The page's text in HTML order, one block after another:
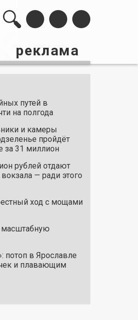
реклама
путей в
на полгода
и камеры
пройдёт
за 31 миллион
рублей отдают
— ради этого
ход с мощами
масштабную
потоп в Ярославле
и плавающим